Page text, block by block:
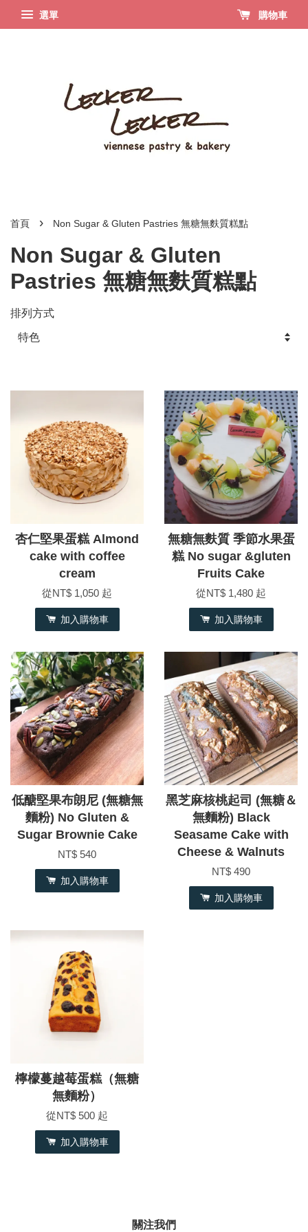
選單 購物車
首頁 › Non Sugar & Gluten Pastries 無糖無麩質糕點
Non Sugar & Gluten
Pastries 無糖無麩質糕點
排列方式
杏仁堅果蛋糕 Almond
cake with coffee
cream
從NT$ 1,050 起
加入購物車
無糖無麩質 季節水果蛋
糕 No sugar &gluten
Fruits Cake
從NT$ 1,480 起
加入購物車
低醣堅果布朗尼 (無糖無
麵粉) No Gluten &
Sugar Brownie Cake
NT$ 540
加入購物車
黑芝麻核桃起司 (無糖＆
無麵粉) Black
Seasame Cake with
Cheese & Walnuts
NT$ 490
加入購物車
檸檬蔓越莓蛋糕（無糖
無麵粉）
從NT$ 500 起
加入購物車
關注我們